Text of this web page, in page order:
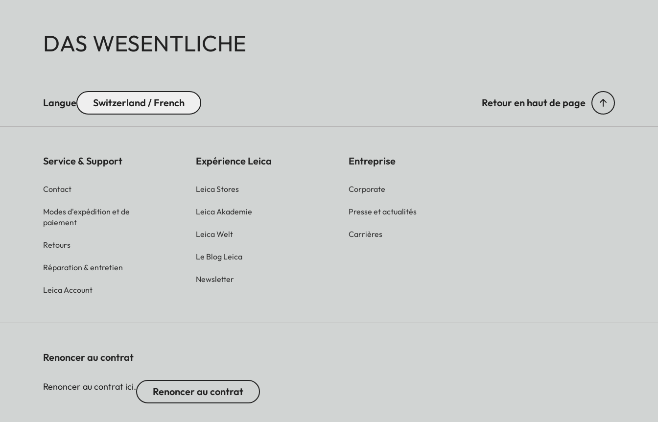
DAS WESENTLICHE
Langue Switzerland / French Retour en haut de page
Service & Support
Contact
Modes d'expédition et de
paiement
Retours
Réparation & entretien
Leica Account
Expérience Leica
Leica Stores
Leica Akademie
Leica Welt
Le Blog Leica
Newsletter
Entreprise
Corporate
Presse et actualités
Carrières
Renoncer au contrat
Renoncer au contrat ici. Renoncer au contrat